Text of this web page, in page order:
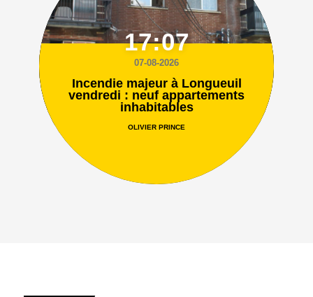
17:07
07-08-2026
Incendie majeur à Longueuil
vendredi : neuf appartements
inhabitables
OLIVIER PRINCE